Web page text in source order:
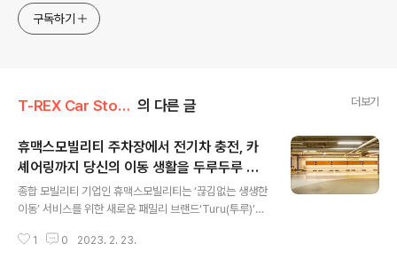
구독하기
T-REX Car Story/Car 시장&업계이야기 의 다른 글 더보기
휴맥스모빌리티 주차장에서 전기차 충전, 카
셰어링까지 당신의 이동 생활을 두루두루 잇
다. 모빌리티 브랜드 ‘Turu(투루)’ 공식 런칭
종합 모빌리티 기업인 휴맥스모빌리티는 ‘끊김없는 생생한
이동’ 서비스를 위한 새로운 패밀리 브랜드‘Turu(투루)’의
(목) 밝혔다. 지난 2016년 벤처 1세대 대표기업 휴맥스의
1 0 2023. 2. 23.